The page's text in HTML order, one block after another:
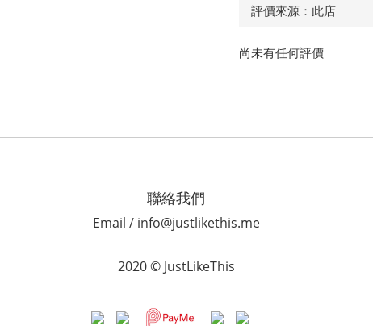
尚未有任何評價
聯絡我們
Email / info@justlikethis.me
2020 © JustLikeThis